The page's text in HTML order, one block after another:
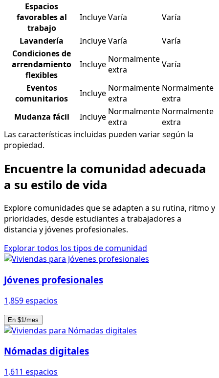
Espacios
favorables al
trabajo
IncluyeVaría Varía
Lavandería IncluyeVaría
Varía
Condiciones de
arrendamiento
flexibles
Incluye Normalmente
extra
Varía
Eventos
comunitarios
Incluye Normalmente
extra
Normalmente
extra
Mudanza fácil
Incluye Normalmente
extra
Normalmente
extra
Las características incluidas pueden variar según la
propiedad.
Encuentre la comunidad adecuada
a su estilo de vida
Explore comunidades que se adapten a su rutina, ritmo y
prioridades, desde estudiantes a trabajadores a
distancia y jóvenes profesionales.
Explorar todos los tipos de comunidad
Jóvenes profesionales
1,859 espacios
En $1/mes
Nómadas digitales
1,611 espacios